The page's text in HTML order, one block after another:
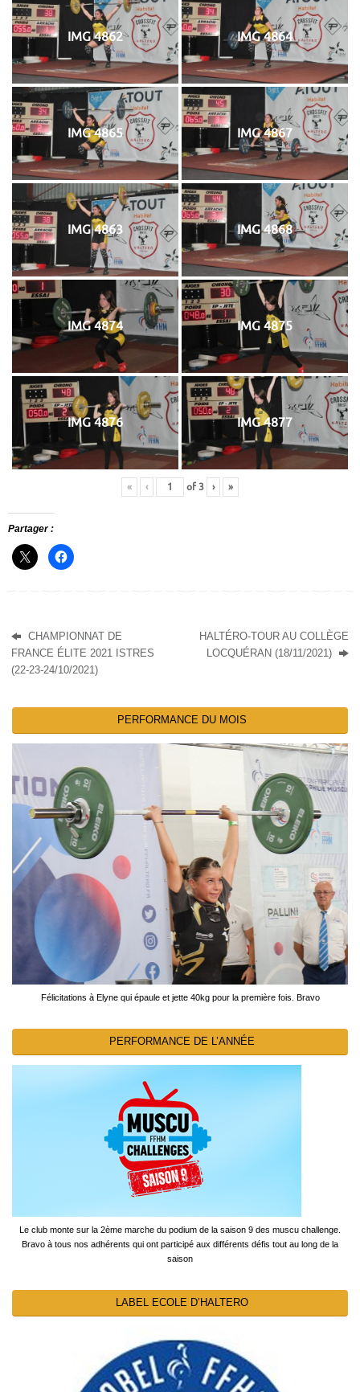
IMG 4862 IMG 4864
IMG 4865 IMG 4867
IMG 4863 IMG 4868
IMG 4874 IMG 4875
IMG 4876 IMG 4877
« ‹ of3 › »
Partager :
CHAMPIONNAT DE
FRANCE ÉLITE 2021 ISTRES
(22-23-24/10/2021)
HALTÉRO-TOUR AU COLLÈGE
LOCQUÉRAN (18/11/2021)
PERFORMANCE DU MOIS
Félicitations à Elyne qui épaule et jette 40kg pour la première fois. Bravo
PERFORMANCE DE L’ANNÉE
Le club monte sur la 2ème marche du podium de la saison 9 des muscu challenge.
Bravo à tous nos adhérents qui ont participé aux différents défis tout au long de la
saison
LABEL ECOLE D’HALTERO